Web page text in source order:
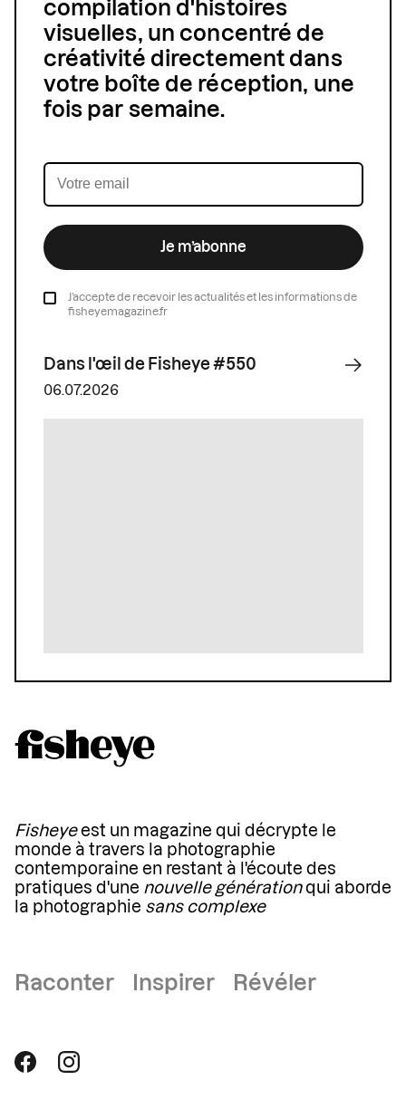
compilation d'histoires
visuelles, un concentré de
créativité directement dans
votre boîte de réception, une
fois par semaine.
Je m’abonne
J’accepte de recevoir les actualités et les informations de
fisheyemagazine.fr
Dans l'œil de Fisheye #550
06.07.2026
Fisheyeest un magazine qui décrypte le
monde à travers la photographie
contemporaine en restant à l'écoute des
pratiques d'une nouvelle générationqui aborde
la photographie sans complexe
Raconter Inspirer Révéler